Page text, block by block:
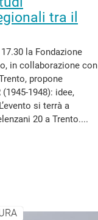
tra il
la Fondazione
in collaborazione con
propone
(1945-1948): idee,
si terrà a
20 a Trento....